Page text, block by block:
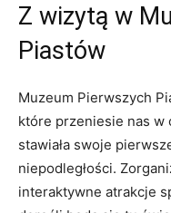
Z​ wizytą w
Piastów
Muzeum Pierwszych
które przeniesie nas w
⁣stawiała swoje‌
niepodległości.
interaktywne atrakcje